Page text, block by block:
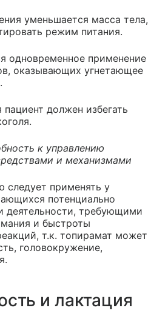
уменьшается масса тела,
режим питания.
одновременное применение
оказывающих угнетающее
должен избегать
к управлению
и механизмами
следует применять у
потенциально
деятельности, требующими
и быстроты
т.к. топирамат может
головокружение,
и лактация